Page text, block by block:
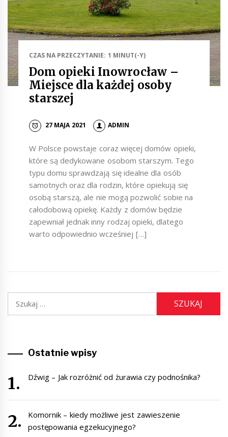
CZAS NA PRZECZYTANIE: 1 MINUT(-Y)
Dom opieki Inowrocław –
Miejsce dla każdej osoby
starszej
27 MAJA 2021 ADMIN
W Polsce powstaje coraz więcej domów opieki,
które są dedykowane osobom starszym. Tego
typu domu sprawdzają się idealne dla osób
samotnych oraz dla rodzin, które opiekują się
osobą starszą, ale nie mogą pozwolić sobie na
całodobową opiekę. Każdy z domów będzie
zapewniał jednak inny rodzaj opieki, dlatego
warto odpowiednio wcześniej […]
Ostatnie wpisy
Dźwig – Jak rozróżnić od żurawia czy podnośnika?
Komornik – kiedy możliwe jest zawieszenie
postępowania egzekucyjnego?